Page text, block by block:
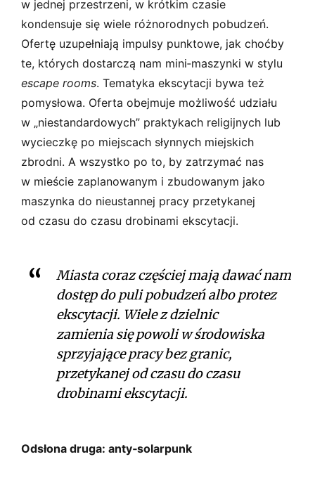
w jednej przestrzeni, w krótkim czasie
kondensuje się wiele różnorodnych pobudzeń.
Ofertę uzupełniają impulsy punktowe, jak choćby
te, których dostarczą nam mini‑maszynki w stylu
escape rooms. Tematyka ekscytacji bywa też
pomysłowa. Oferta obejmuje możliwość udziału
w „niestandardowych” praktykach religijnych lub
wycieczkę po miejscach słynnych miejskich
zbrodni. A wszystko po to, by zatrzymać nas
w mieście zaplanowanym i zbudowanym jako
maszynka do nieustannej pracy przetykanej
od czasu do czasu drobinami ekscytacji.
Miasta coraz częściej mają dawać nam
dostęp do puli pobudzeń albo protez
ekscytacji. Wiele z dzielnic
zamienia się powoli w środowiska
sprzyjające pracy bez granic,
przetykanej od czasu do czasu
drobinami ekscytacji.
Odsłona druga: anty‑solarpunk